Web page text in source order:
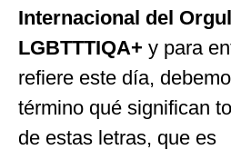
Internacional del
LGBTTTIQA+ y para
refiere este día,
término qué significan
de estas letras, que es